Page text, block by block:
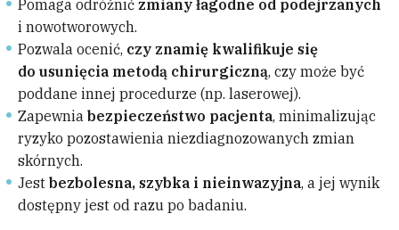
Pomaga odróżnić zmiany łagodne od podejrzanych
i nowotworowych.
Pozwala ocenić, czy znamię kwalifikuje się
do usunięcia metodą chirurgiczną, czy może być
poddane innej procedurze (np. laserowej).
Zapewnia bezpieczeństwo pacjenta, minimalizując
ryzyko pozostawienia niezdiagnozowanych zmian
skórnych.
Jest bezbolesna, szybka i nieinwazyjna, a jej wynik
dostępny jest od razu po badaniu.